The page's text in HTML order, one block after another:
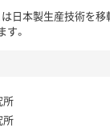
は日本製生産技術を
。
所
所